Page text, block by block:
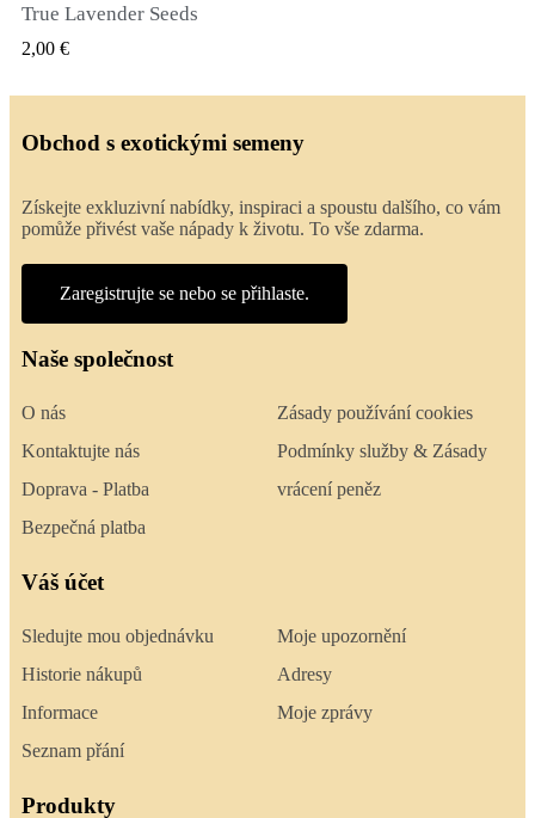
True Lavender Seeds
2,00 €
Obchod s exotickými semeny
Získejte exkluzivní nabídky, inspiraci a spoustu dalšího, co vám
pomůže přivést vaše nápady k životu. To vše zdarma.
Zaregistrujte se nebo se přihlaste.
Naše společnost
O nás
Kontaktujte nás
Doprava - Platba
Bezpečná platba
Zásady používání cookies
Podmínky služby & Zásady
vrácení peněz
Váš účet
Sledujte mou objednávku
Historie nákupů
Informace
Seznam přání
Moje upozornění
Adresy
Moje zprávy
Produkty